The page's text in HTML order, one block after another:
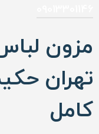
مزون
تهران
کامل